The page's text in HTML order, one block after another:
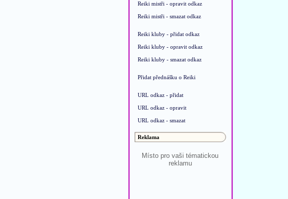
Reiki mistři - opravit odkaz
Reiki mistři - smazat odkaz
Reiki kluby - přidat odkaz
Reiki kluby - opravit odkaz
Reiki kluby - smazat odkaz
Přidat přednášku o Reiki
URL odkaz - přidat
URL odkaz - opravit
URL odkaz - smazat
Reklama
Místo pro vaši tématickou
reklamu